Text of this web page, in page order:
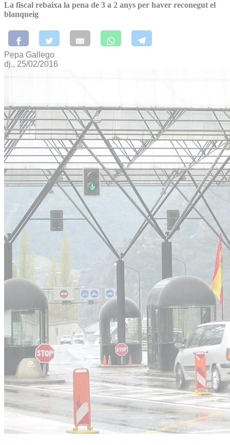
La fiscal rebaixa la pena de 3 a 2 anys per haver reconegut el
blanqueig
Pepa Gallego
dj., 25/02/2016